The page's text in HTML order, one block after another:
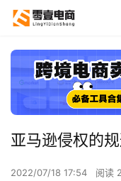
亚马逊侵权的
2022/07/18 17:54 阅读